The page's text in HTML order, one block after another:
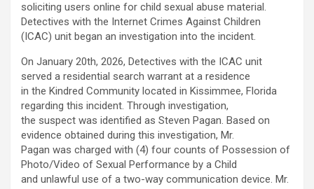
soliciting users online for child sexual abuse material.
Detectives with the Internet Crimes Against Children
(ICAC) unit began an investigation into the incident.
On January 20th, 2026, Detectives with the ICAC unit
served a residential search warrant at a residence
in the Kindred Community located in Kissimmee, Florida
regarding this incident. Through investigation,
the suspect was identified as Steven Pagan. Based on
evidence obtained during this investigation, Mr.
Pagan was charged with (4) four counts of Possession of
Photo/Video of Sexual Performance by a Child
and unlawful use of a two-way communication device. Mr.